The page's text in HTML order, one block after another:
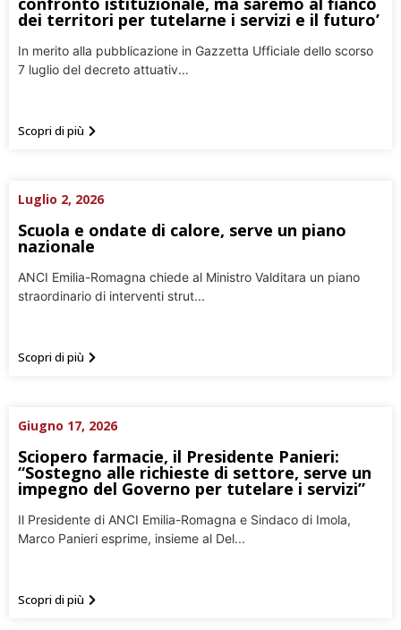
dei territori per tutelarne i servizi e il futuro’
In merito alla pubblicazione in Gazzetta Ufficiale dello scorso
7 luglio del decreto attuativ...
Scopri di più
Luglio 2, 2026
Scuola e ondate di calore, serve un piano
nazionale
ANCI Emilia-Romagna chiede al Ministro Valditara un piano
straordinario di interventi strut...
Scopri di più
Giugno 17, 2026
Sciopero farmacie, il Presidente Panieri:
“Sostegno alle richieste di settore, serve un
impegno del Governo per tutelare i servizi”
Il Presidente di ANCI Emilia-Romagna e Sindaco di Imola,
Marco Panieri esprime, insieme al Del...
Scopri di più